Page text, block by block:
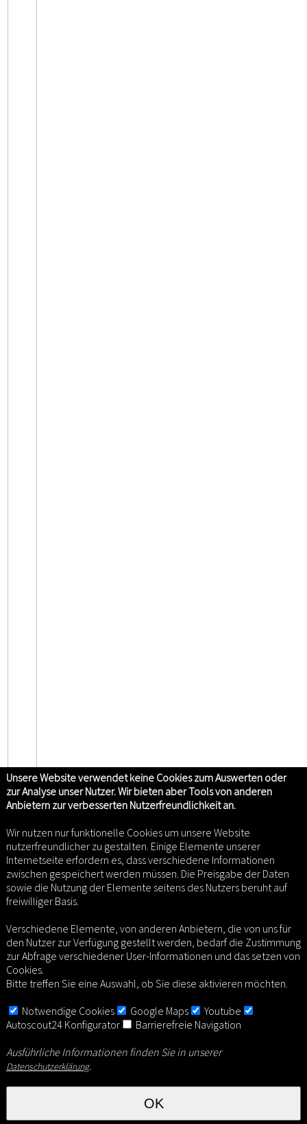
Unsere Website verwendet keine Cookies zum Auswerten oder
zur Analyse unser Nutzer. Wir bieten aber Tools von anderen
Anbietern zur verbesserten Nutzerfreundlichkeit an.
Wir nutzen nur funktionelle Cookies um unsere Website
nutzerfreundlicher zu gestalten. Einige Elemente unserer
Internetseite erfordern es, dass verschiedene Informationen
zwischen gespeichert werden müssen. Die Preisgabe der Daten
sowie die Nutzung der Elemente seitens des Nutzers beruht auf
freiwilliger Basis.
Verschiedene Elemente, von anderen Anbietern, die von uns für
den Nutzer zur Verfügung gestellt werden, bedarf die Zustimmung
zur Abfrage verschiedener User-Informationen und das setzen von
Cookies.
Bitte treffen Sie eine Auswahl, ob Sie diese aktivieren möchten.
Notwendige Cookies
Google Maps
Youtube
Autoscout24 Konfigurator
Barrierefreie Navigation
Ausführliche Informationen finden Sie in unserer
Datenschutzerklärung.